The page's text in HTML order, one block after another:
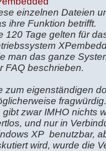
einzelnen Dateien
ihre Funktion betrifft.
120 Tage gelten für
man das ganze
FAQ beschrieben.
zum eigenständigen
gibt zwar IMHO nichts
und nur in
XP benutzbar,
wird, wurde die